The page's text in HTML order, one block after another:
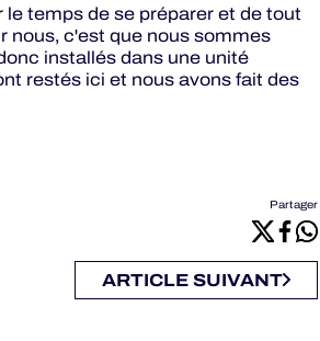
temps de se préparer et de tout
nous, c'est que nous sommes
installés dans une unité
restés ici et nous avons fait des
Partager
ARTICLE SUIVANT